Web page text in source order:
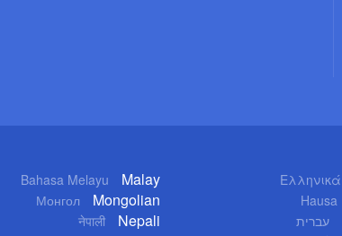
Ελληνικά
Hausa
עברית
Bahasa Melayu Malay
Монгол Mongolian
नेपाली Nepali